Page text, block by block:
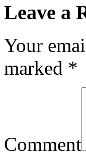
Leave a
Your
marked *
Comment